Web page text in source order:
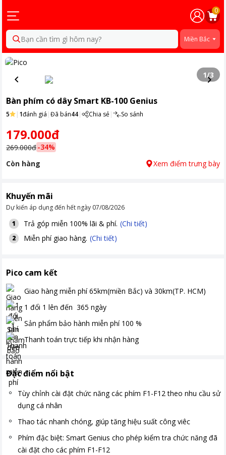
0
Bạn cần tìm gì hôm nay? Miền Bắc
1/3
Bàn phím có dây Smart KB-100 Genius
5 | 1đánh giá |Đã bán44| Chia sẻ| So sánh
179.000đ
269.000đ-34%
Còn hàng
Xem điểm trưng bày
Khuyến mãi
Dự kiến áp dụng đến hết ngày 07/08/2026
1
Trả góp miễn 100% lãi & phí. (Chi tiết)
2 Miễn phí giao hàng. (Chi tiết)
Pico cam kết
Giao hàng miễn phí 65km(miền Bắc) và 30km(TP. HCM)
1 đổi 1 lên đến 365 ngày
Sản phẩm bảo hành miễn phí 100 %
Thanh toán trực tiếp khi nhận hàng
Đặc điểm nổi bật
Tùy chỉnh cài đặt chức năng các phím F1-F12 theo nhu cầu sử
dụng cá nhân
Thao tác nhanh chóng, giúp tăng hiệu suất công viêc
Phím đặc biệt: Smart Genius cho phép kiểm tra chức năng đã
cài đặt cho các phím F1-F12